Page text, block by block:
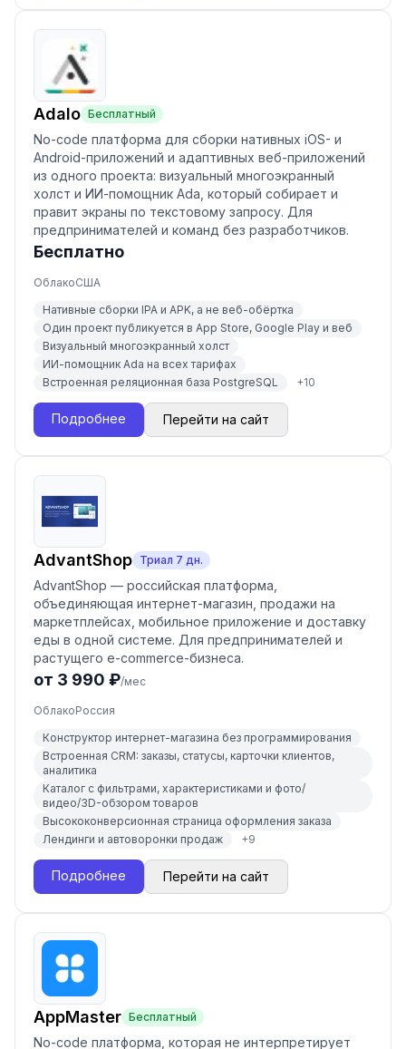
Adalo Бесплатный
No-code платформа для сборки нативных iOS- и
Android-приложений и адаптивных веб-приложений
из одного проекта: визуальный многоэкранный
холст и ИИ-помощник Ada, который собирает и
правит экраны по текстовому запросу. Для
предпринимателей и команд без разработчиков.
Бесплатно
ОблакоСША
Нативные сборки IPA и APK, а не веб-обёртка
Один проект публикуется в App Store, Google Play и веб
Визуальный многоэкранный холст
ИИ-помощник Ada на всех тарифах
Встроенная реляционная база PostgreSQL
+10
Подробнее Перейти на сайт
AdvantShop Триал 7 дн.
AdvantShop — российская платформа,
объединяющая интернет-магазин, продажи на
маркетплейсах, мобильное приложение и доставку
еды в одной системе. Для предпринимателей и
растущего e-commerce-бизнеса.
от 3 990 ₽/мес
ОблакоРоссия
Конструктор интернет-магазина без программирования
Встроенная CRM: заказы, статусы, карточки клиентов,
аналитика
Каталог с фильтрами, характеристиками и фото/
видео/3D-обзором товаров
Высококонверсионная страница оформления заказа
Лендинги и автоворонки продаж
+9
Подробнее Перейти на сайт
AppMaster Бесплатный
No-code платформа, которая не интерпретирует